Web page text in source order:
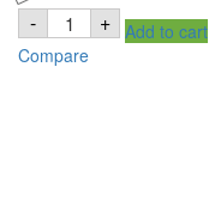
- Red
One
Keratin
Matte
+ Add to cart
Compare